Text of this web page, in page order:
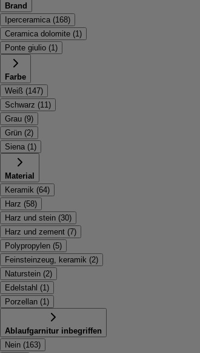
Brand
Iperceramica (168)
Ceramica dolomite (1)
Ponte giulio (1)
Farbe
Weiß (147)
Schwarz (11)
Grau (9)
Grün (2)
Siena (1)
Material
Keramik (64)
Harz (58)
Harz und stein (30)
Harz und zement (7)
Polypropylen (5)
Feinsteinzeug, keramik (2)
Naturstein (2)
Edelstahl (1)
Porzellan (1)
Ablaufgarnitur inbegriffen
Nein (163)